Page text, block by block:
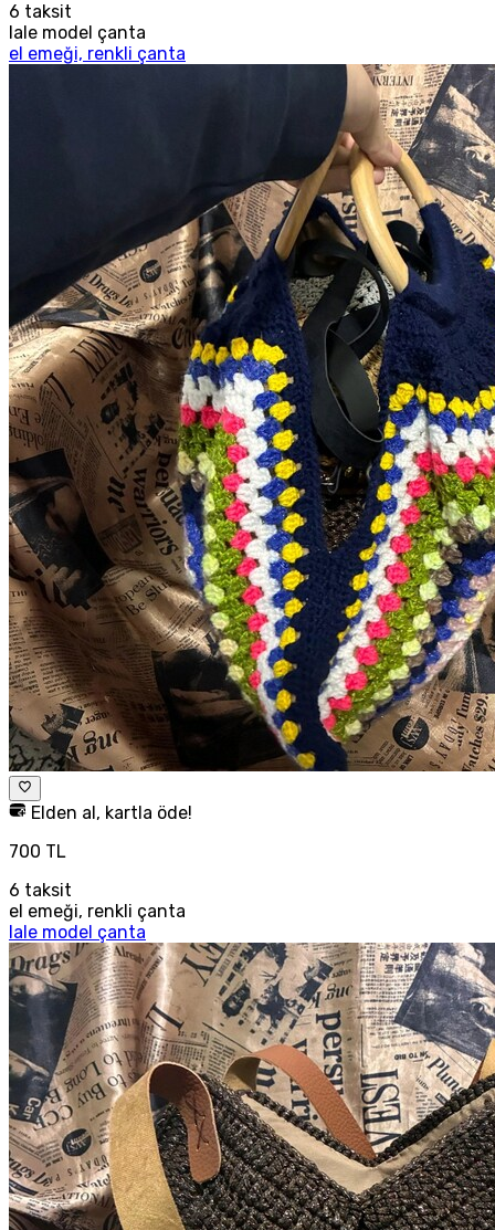
6 taksit
lale model çanta
el emeği, renkli çanta
Elden al, kartla öde!
700 TL
6 taksit
el emeği, renkli çanta
lale model çanta